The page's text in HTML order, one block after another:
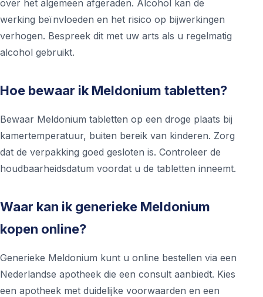
over het algemeen afgeraden. Alcohol kan de
werking beïnvloeden en het risico op bijwerkingen
verhogen. Bespreek dit met uw arts als u regelmatig
alcohol gebruikt.
Hoe bewaar ik Meldonium tabletten?
Bewaar Meldonium tabletten op een droge plaats bij
kamertemperatuur, buiten bereik van kinderen. Zorg
dat de verpakking goed gesloten is. Controleer de
houdbaarheidsdatum voordat u de tabletten inneemt.
Waar kan ik generieke Meldonium
kopen online?
Generieke Meldonium kunt u online bestellen via een
Nederlandse apotheek die een consult aanbiedt. Kies
een apotheek met duidelijke voorwaarden en een